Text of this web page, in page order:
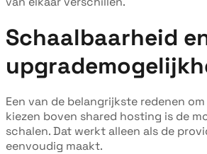
Schaalbaarheid
Een van de belangrijkste redenen
kiezen boven shared hosting is de
schalen. Dat werkt alleen als de
eenvoudig maakt.